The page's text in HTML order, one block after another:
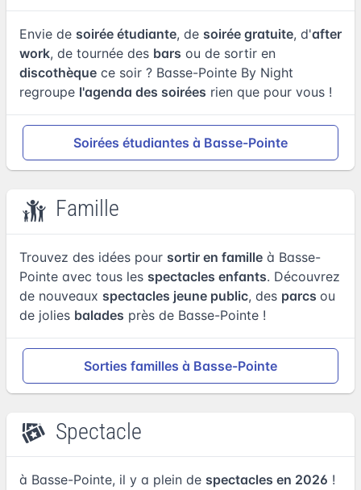
Envie de soirée étudiante, de soirée gratuite, d'after
work, de tournée des bars ou de sortir en
discothèque ce soir ? Basse-Pointe By Night
regroupe l'agenda des soirées rien que pour vous !
Soirées étudiantes à Basse-Pointe
Famille
Trouvez des idées pour sortir en famille à Basse-
Pointe avec tous les spectacles enfants. Découvrez
de nouveaux spectacles jeune public, des parcs ou
de jolies balades près de Basse-Pointe !
Sorties familles à Basse-Pointe
Spectacle
à Basse-Pointe, il y a plein de spectacles en 2026 !